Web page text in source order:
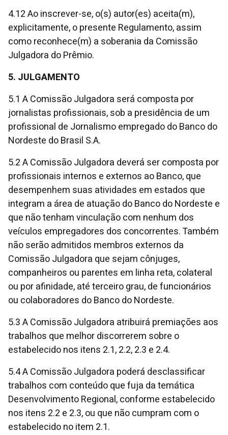
4.12 Ao inscrever-se, o(s) autor(es) aceita(m),
explicitamente, o presente Regulamento, assim
como reconhece(m) a soberania da Comissão
Julgadora do Prêmio.
5. JULGAMENTO
5.1 A Comissão Julgadora será composta por
jornalistas profissionais, sob a presidência de um
profissional de Jornalismo empregado do Banco do
Nordeste do Brasil S.A.
5.2 A Comissão Julgadora deverá ser composta por
profissionais internos e externos ao Banco, que
desempenhem suas atividades em estados que
integram a área de atuação do Banco do Nordeste e
que não tenham vinculação com nenhum dos
veículos empregadores dos concorrentes. Também
não serão admitidos membros externos da
Comissão Julgadora que sejam cônjuges,
companheiros ou parentes em linha reta, colateral
ou por afinidade, até terceiro grau, de funcionários
ou colaboradores do Banco do Nordeste.
5.3 A Comissão Julgadora atribuirá premiações aos
trabalhos que melhor discorrerem sobre o
estabelecido nos itens 2.1, 2.2, 2.3 e 2.4.
5.4 A Comissão Julgadora poderá desclassificar
trabalhos com conteúdo que fuja da temática
Desenvolvimento Regional, conforme estabelecido
nos itens 2.2 e 2.3, ou que não cumpram com o
estabelecido no item 2.1.